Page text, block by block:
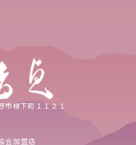
植下町１１２１
会加盟店